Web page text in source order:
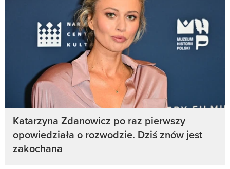
Katarzyna Zdanowicz po raz pierwszy
opowiedziała o rozwodzie. Dziś znów jest
zakochana